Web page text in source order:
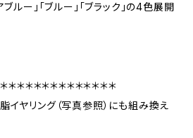
ブルー」「ブルー」「ブラック」の4色展開
＊＊＊＊＊＊＊＊＊＊＊＊＊
ヤリング（写真参照）にも組み換え